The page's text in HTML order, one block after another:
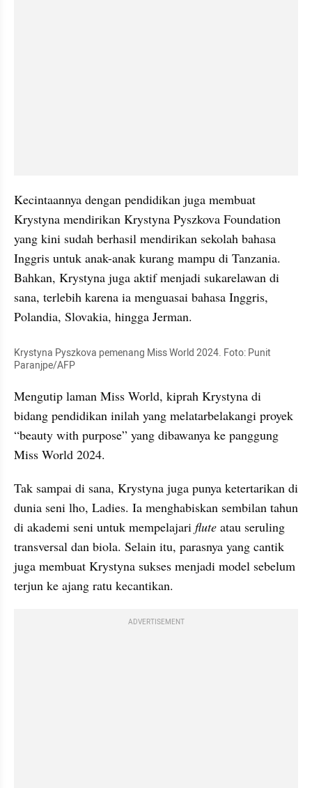
Kecintaannya dengan pendidikan juga membuat
Krystyna mendirikan Krystyna Pyszkova Foundation
yang kini sudah berhasil mendirikan sekolah bahasa
Inggris untuk anak-anak kurang mampu di Tanzania.
Bahkan, Krystyna juga aktif menjadi sukarelawan di
sana, terlebih karena ia menguasai bahasa Inggris,
Polandia, Slovakia, hingga Jerman.
Krystyna Pyszkova pemenang Miss World 2024. Foto: Punit
Paranjpe/AFP
Mengutip laman Miss World, kiprah Krystyna di
bidang pendidikan inilah yang melatarbelakangi proyek
“beauty with purpose” yang dibawanya ke panggung
Miss World 2024.
Tak sampai di sana, Krystyna juga punya ketertarikan di
dunia seni lho, Ladies. Ia menghabiskan sembilan tahun
di akademi seni untuk mempelajari flute atau seruling
transversal dan biola. Selain itu, parasnya yang cantik
juga membuat Krystyna sukses menjadi model sebelum
terjun ke ajang ratu kecantikan.
ADVERTISEMENT